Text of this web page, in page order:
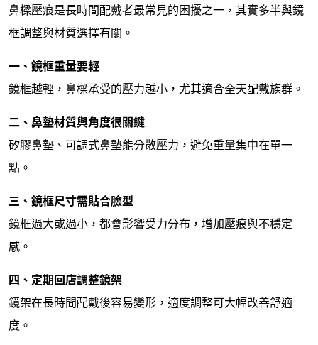
鼻樑壓痕是長時間配戴者最常見的困擾之一，其實多半與鏡
框調整與材質選擇有關。
一、鏡框重量要輕
鏡框越輕，鼻樑承受的壓力越小，尤其適合全天配戴族群。
二、鼻墊材質與角度很關鍵
矽膠鼻墊、可調式鼻墊能分散壓力，避免重量集中在單一
點。
三、鏡框尺寸需貼合臉型
鏡框過大或過小，都會影響受力分布，增加壓痕與不穩定
感。
四、定期回店調整鏡架
鏡架在長時間配戴後容易變形，適度調整可大幅改善舒適
度。